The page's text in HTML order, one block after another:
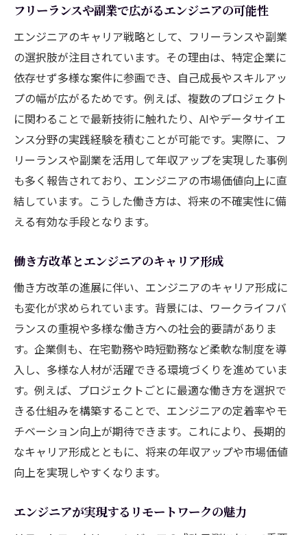
フリーランスや副業で広がるエンジニアの可能性
エンジニアのキャリア戦略として、フリーランスや副業
の選択肢が注目されています。その理由は、特定企業に
依存せず多様な案件に参画でき、自己成長やスキルアッ
プの幅が広がるためです。例えば、複数のプロジェクト
に関わることで最新技術に触れたり、AIやデータサイエ
ンス分野の実践経験を積むことが可能です。実際に、フ
リーランスや副業を活用して年収アップを実現した事例
も多く報告されており、エンジニアの市場価値向上に直
結しています。こうした働き方は、将来の不確実性に備
える有効な手段となります。
働き方改革とエンジニアのキャリア形成
働き方改革の進展に伴い、エンジニアのキャリア形成に
も変化が求められています。背景には、ワークライフバ
ランスの重視や多様な働き方への社会的要請がありま
す。企業側も、在宅勤務や時短勤務など柔軟な制度を導
入し、多様な人材が活躍できる環境づくりを進めていま
す。例えば、プロジェクトごとに最適な働き方を選択で
きる仕組みを構築することで、エンジニアの定着率やモ
チベーション向上が期待できます。これにより、長期的
なキャリア形成とともに、将来の年収アップや市場価値
向上を実現しやすくなります。
エンジニアが実現するリモートワークの魅力